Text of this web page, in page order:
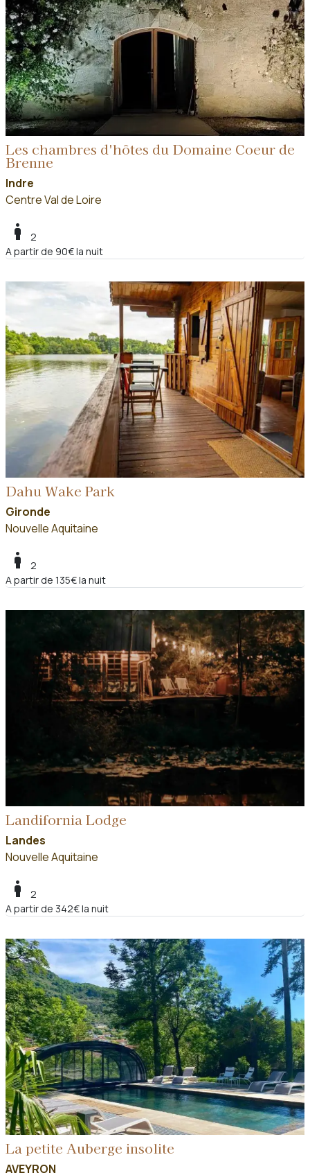
Les chambres d'hôtes du Domaine Coeur de
Brenne
Indre
Centre Val de Loire
boy
2
A partir de 90€ la nuit
Dahu Wake Park
Gironde
Nouvelle Aquitaine
boy
2
A partir de 135€ la nuit
Landifornia Lodge
Landes
Nouvelle Aquitaine
boy
2
A partir de 342€ la nuit
La petite Auberge insolite
AVEYRON